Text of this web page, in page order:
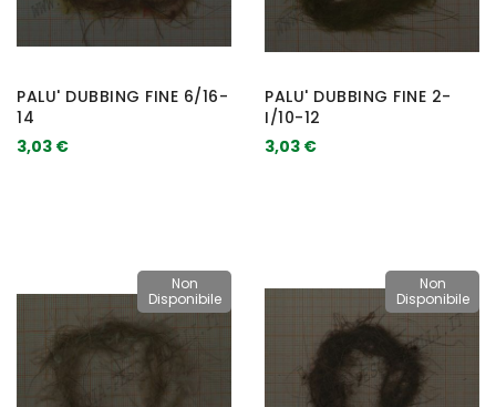
PALU' DUBBING FINE 6/16-
14
3,03 €
PALU' DUBBING FINE 2-
I/10-12
3,03 €
Non
Disponibile
Non
Disponibile